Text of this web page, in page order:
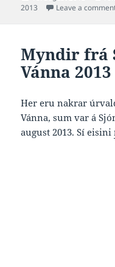
on
2013
Leave a
Myndir frá
Vánna 2013
Her eru nakrar
Vánna, sum var á
august 2013. Sí eisini